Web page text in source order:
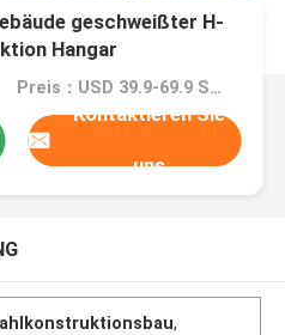
geschweißter H-
Hangar
Preis：USD 39.9-69.9 SQM
Kontaktieren Sie
uns
,